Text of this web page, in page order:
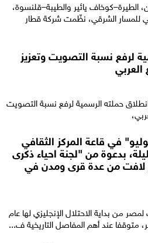
الطيرة–كوخاف يائير والطيبة–قلنسوة،
للمسار الشرقي، نظّمت شركة قطار
الرسمية لرفع نسبة التصويت وتعزيز
رسمي عن انطلاق حملته الرسمية لرفع نسبة التصويت
"74 عاما على ثورة 23 يوليو" في قاعة المركز الثقافي
بدعوة من "لجنة احياء ذكرى
لافت من عدة قرى ومدن في
من بداية الاحتلال الإنجليزي لها عام